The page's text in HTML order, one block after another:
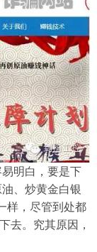
明白，要是下
、炒黄金白银
样，尽管到处都
去。究其原因，